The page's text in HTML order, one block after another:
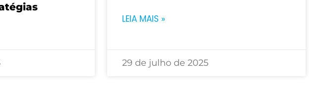
LEIA MAIS »
29 de julho de 2025